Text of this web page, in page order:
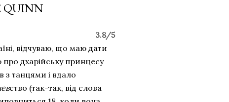
QUINN
3.8/5
відчуваю, що маю дати
дхарійську принцесу
з танцями і вдало
ство (так-так, від слова